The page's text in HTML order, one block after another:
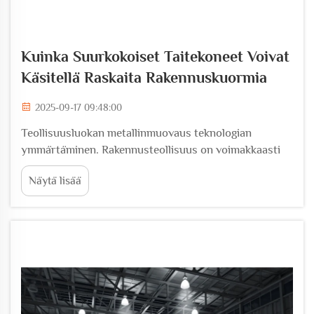
Kuinka Suurkokoiset Taitekoneet Voivat
Käsitellä Raskaita Rakennuskuormia
2025-09-17 09:48:00
Teollisuusluokan metallinmuovaus teknologian
ymmärtäminen. Rakennusteollisuus on voimakkaasti
riippuvainen tarkkuudesta ja voimasta, kun on kyse
metallikomponenttien muovaamisesta suurissa
infrastruktuuriprojekteissa. Suurikokoiset taitekoneet
Näytä lisää